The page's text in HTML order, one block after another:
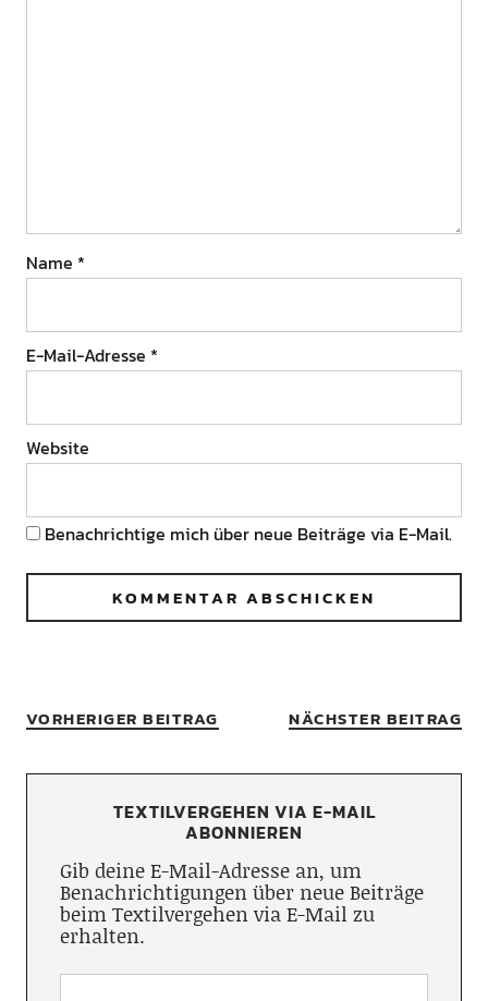
Name *
E-Mail-Adresse *
Website
Benachrichtige mich über neue Beiträge via E-Mail.
VORHERIGER BEITRAG NÄCHSTER BEITRAG
TEXTILVERGEHEN VIA E-MAIL
ABONNIEREN
Gib deine E-Mail-Adresse an, um
Benachrichtigungen über neue Beiträge
beim Textilvergehen via E-Mail zu
erhalten.